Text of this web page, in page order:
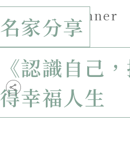
名家分享
《認識自己
得幸福人生